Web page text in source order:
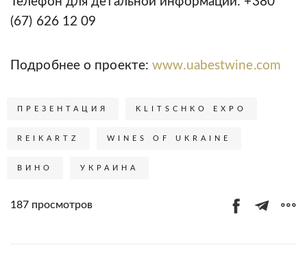
(67) 626 12 09
Подробнее о проекте:www.uabestwine.com
ПРЕЗЕНТАЦИЯ KLITSCHKO EXPO
REIKARTZ WINES OF UKRAINE
ВИНО УКРАИНА
187 просмотров